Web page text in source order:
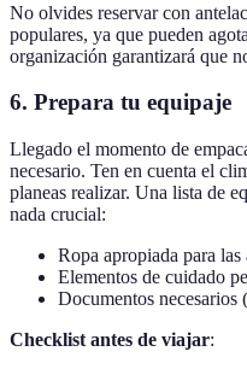
No olvides reservar con
populares, ya que pueden
organización garantizará que
6. Prepara tu equipaje
Llegado el momento de
necesario. Ten en cuenta el
planeas realizar. Una lista de
nada crucial:
Ropa apropiada para las
Elementos de cuidado
Documentos
Checklist antes de viajar: